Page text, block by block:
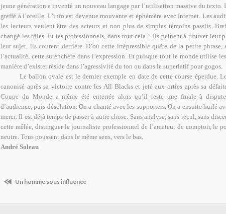
jeune génération a inventé un nouveau langage par l’utilisation massive du texto.
greffé à l’oreille. L’info est devenue mouvante et éphémère avec Internet. Les
les lecteurs veulent être des acteurs et non plus de simples témoins passifs.
changé les rôles. Et les professionnels, dans tout cela ? Ils peinent à trouver leur
leur sujet, ils courent derrière. D’où cette irrépressible quête de la petite phrase,
l’actualité, cette surenchère dans l’expression. Et puisque tout le monde utilise
manière d’exister réside dans l’agressivité du ton ou dans le superlatif pour gogos.
Le ballon ovale est le dernier exemple en date de cette course éperdue. Le
canonisé après sa victoire contre les All Blacks et jeté aux orties après sa
Coupe du Monde a même été enterrée alors qu’il reste une finale à
d’audience, puis désolation. On a chanté avec les supporters. On a ensuite hurlé
merci. Il est déjà temps de passer à autre chose. Sans analyse, sans recul, sans
cette mêlée, distinguer le journaliste professionnel de l’amateur de comptoir, le
neutre. Tous poussent dans le même sens, vers le bas.
André Soleau
Un homme sous influence